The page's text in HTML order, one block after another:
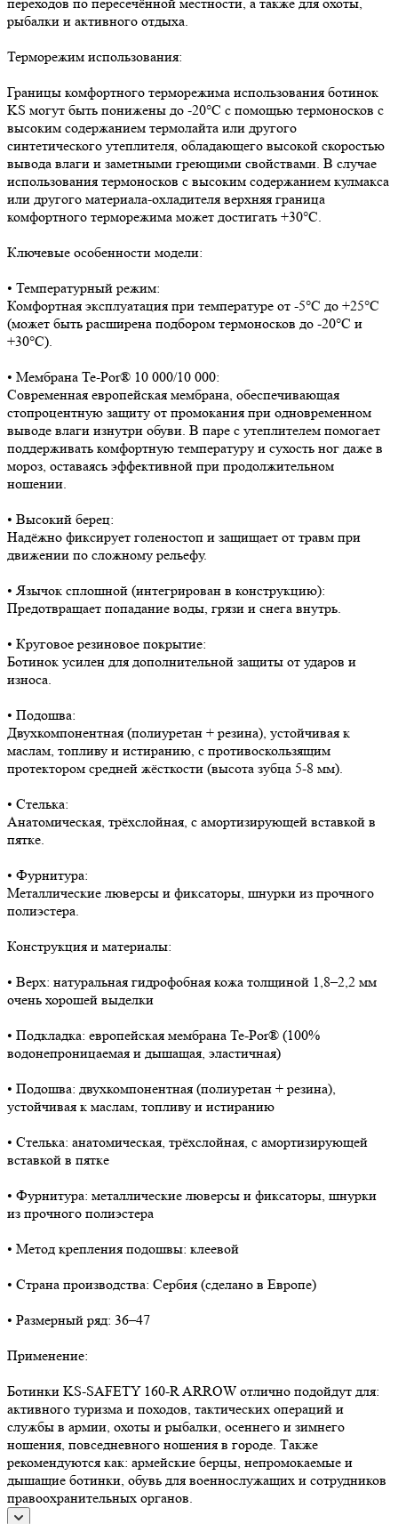
рыбалки и активного отдыха.
Терморежим использования:
Границы комфортного терморежима использования ботинок
KS могут быть понижены до -20°C с помощью термоносков с
высоким содержанием термолайта или другого
синтетического утеплителя, обладающего высокой скоростью
вывода влаги и заметными греющими свойствами. В случае
использования термоносков с высоким содержанием кулмакса
или другого материала-охладителя верхняя граница
комфортного терморежима может достигать +30°C.
Ключевые особенности модели:
• Температурный режим:
Комфортная эксплуатация при температуре от -5°C до +25°C
(может быть расширена подбором термоносков до -20°C и
+30°C).
• Мембрана Te-Por® 10 000/10 000:
Современная европейская мембрана, обеспечивающая
стопроцентную защиту от промокания при одновременном
выводе влаги изнутри обуви. В паре с утеплителем помогает
поддерживать комфортную температуру и сухость ног даже в
мороз, оставаясь эффективной при продолжительном
ношении.
• Высокий берец:
Надёжно фиксирует голеностоп и защищает от травм при
движении по сложному рельефу.
• Язычок сплошной (интегрирован в конструкцию):
Предотвращает попадание воды, грязи и снега внутрь.
• Круговое резиновое покрытие:
Ботинок усилен для дополнительной защиты от ударов и
износа.
• Подошва:
Двухкомпонентная (полиуретан + резина), устойчивая к
маслам, топливу и истиранию, с противоскользящим
протектором средней жёсткости (высота зубца 5-8 мм).
• Стелька:
Анатомическая, трёхслойная, с амортизирующей вставкой в
пятке.
• Фурнитура:
Металлические люверсы и фиксаторы, шнурки из прочного
полиэстера.
Конструкция и материалы:
• Верх: натуральная гидрофобная кожа толщиной 1,8–2,2 мм
очень хорошей выделки
• Подкладка: европейская мембрана Te-Por® (100%
водонепроницаемая и дышащая, эластичная)
• Подошва: двухкомпонентная (полиуретан + резина),
устойчивая к маслам, топливу и истиранию
• Стелька: анатомическая, трёхслойная, с амортизирующей
вставкой в пятке
• Фурнитура: металлические люверсы и фиксаторы, шнурки
из прочного полиэстера
• Метод крепления подошвы: клеевой
• Страна производства: Сербия (сделано в Европе)
• Размерный ряд: 36–47
Применение:
Ботинки KS-SAFETY 160-R ARROW отлично подойдут для:
активного туризма и походов, тактических операций и
службы в армии, охоты и рыбалки, осеннего и зимнего
ношения, повседневного ношения в городе. Также
рекомендуются как: армейские берцы, непромокаемые и
дышащие ботинки, обувь для военнослужащих и сотрудников
правоохранительных органов.